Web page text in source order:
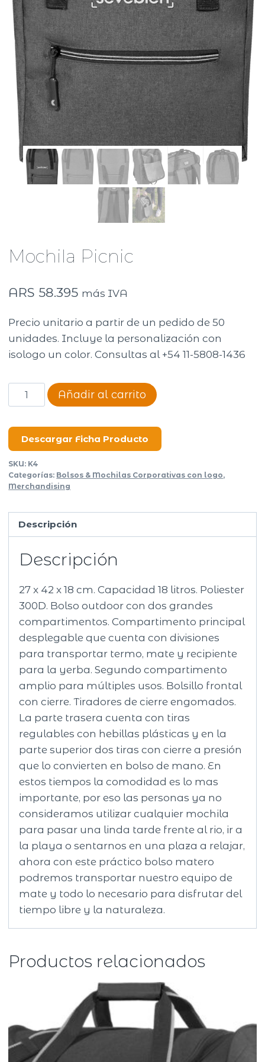
Mochila Picnic
ARS 58.395 más IVA
Precio unitario a partir de un pedido de 50
unidades. Incluye la personalización con
isologo un color. Consultas al +54 11-5808-1436
Mochila
Picnic
Añadir al carrito
Descargar Ficha Producto
SKU: K4
Categorías: Bolsos & Mochilas Corporativas con logo,
Merchandising
Descripción
Descripción
27 x 42 x 18 cm. Capacidad 18 litros. Poliester
300D. Bolso outdoor con dos grandes
compartimentos. Compartimento principal
desplegable que cuenta con divisiones
para transportar termo, mate y recipiente
para la yerba. Segundo compartimento
amplio para múltiples usos. Bolsillo frontal
con cierre. Tiradores de cierre engomados.
La parte trasera cuenta con tiras
regulables con hebillas plásticas y en la
parte superior dos tiras con cierre a presión
que lo convierten en bolso de mano. En
estos tiempos la comodidad es lo mas
importante, por eso las personas ya no
consideramos utilizar cualquier mochila
para pasar una linda tarde frente al rio, ir a
la playa o sentarnos en una plaza a relajar,
ahora con este práctico bolso matero
podremos transportar nuestro equipo de
mate y todo lo necesario para disfrutar del
tiempo libre y la naturaleza.
Productos relacionados